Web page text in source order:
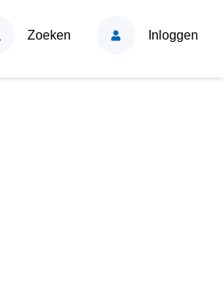
Zoeken Inloggen